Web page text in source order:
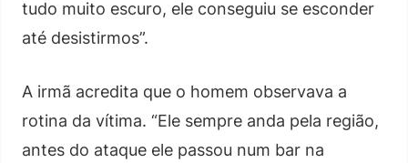
tudo muito escuro, ele conseguiu se esconder
até desistirmos”.
A irmã acredita que o homem observava a
rotina da vítima. “Ele sempre anda pela região,
antes do ataque ele passou num bar na